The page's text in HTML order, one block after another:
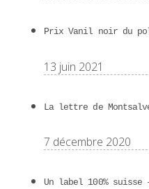
Prix Vanil noir du
13 juin 2021
La lettre de
7 décembre 2020
Un label 100% suisse –